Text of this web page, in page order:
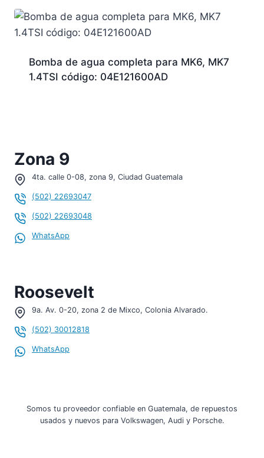
Bomba de agua completa para MK6, MK7
1.4TSI código: 04E121600AD
Zona 9
4ta. calle 0-08, zona 9, Ciudad Guatemala
(502) 22693047
(502) 22693048
WhatsApp
Roosevelt
9a. Av. 0-20, zona 2 de Mixco, Colonia Alvarado.
(502) 30012818
WhatsApp
Somos tu proveedor confiable en Guatemala, de repuestos
usados y nuevos para Volkswagen, Audi y Porsche.